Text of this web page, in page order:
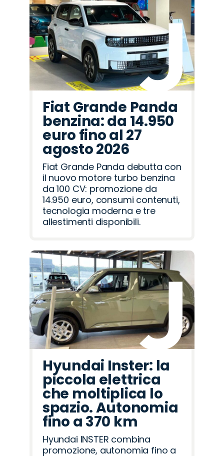
Fiat Grande Panda
benzina: da 14.950
euro fino al 27
agosto 2026
Fiat Grande Panda debutta con
il nuovo motore turbo benzina
da 100 CV: promozione da
14.950 euro, consumi contenuti,
tecnologia moderna e tre
allestimenti disponibili.
Hyundai Inster: la
piccola elettrica
che moltiplica lo
spazio. Autonomia
fino a 370 km
Hyundai INSTER combina
promozione, autonomia fino a